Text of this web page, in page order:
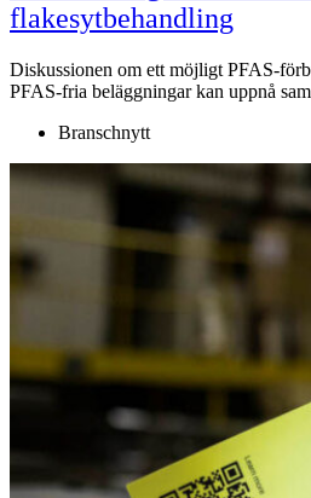
flakesytbehandling
Diskussionen om ett möjligt PFAS-
PFAS-fria beläggningar kan uppnå
Branschnytt